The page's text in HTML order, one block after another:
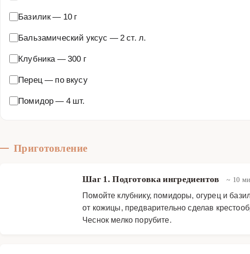
Базилик— 10 г
Бальзамический уксус — 2 ст. л.
Клубника —300 г
Перец — по вкусу
Помидор— 4 шт.
Приготовление
Шаг 1. Подготовка ингредиентов ~ 10
Помойте клубнику, помидоры, огурец и
от кожицы, предварительно сделав
Чеснок мелко порубите.